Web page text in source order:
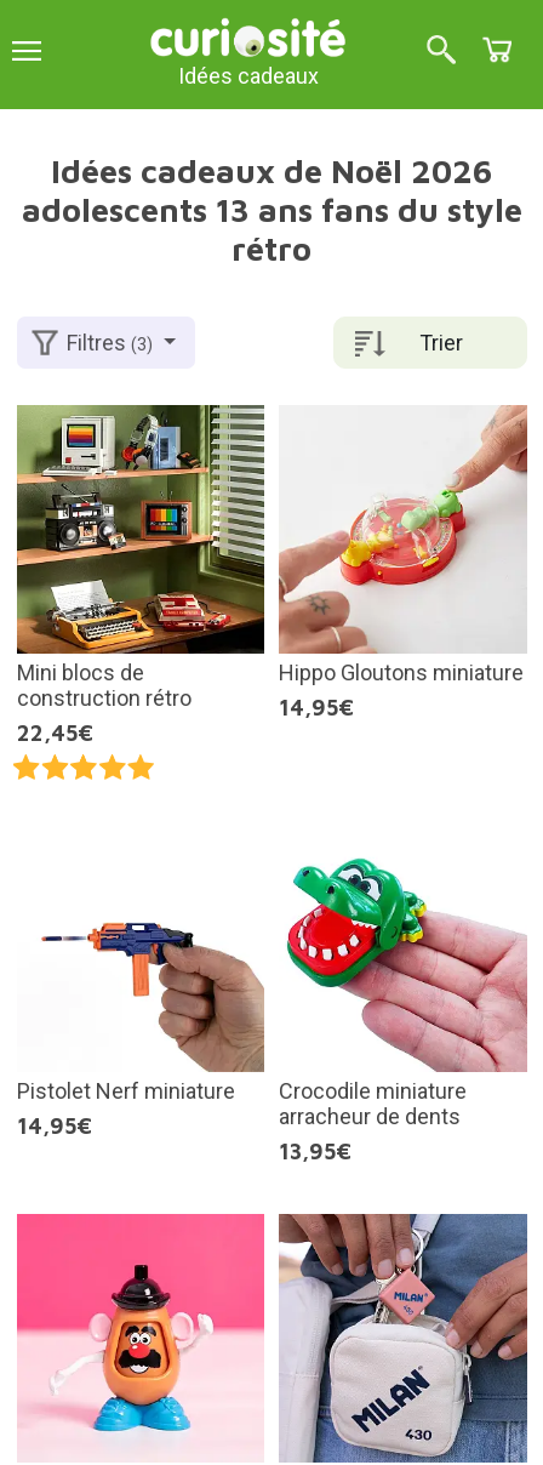
Idées cadeaux
Idées cadeaux de Noël 2026
adolescents 13 ans fans du style
rétro
Trier
Filtres(3)
Mini blocs de
construction rétro
22,45€
Hippo Gloutons miniature
14,95€
Pistolet Nerf miniature
14,95€
Crocodile miniature
arracheur de dents
13,95€